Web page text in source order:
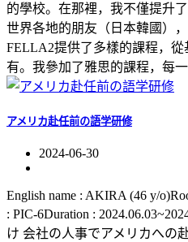
的學校。在那裡，我不僅提升
世界各地的朋友（日本韓國）
FELLA2提供了多樣的課程，
有。我參加了雅思的課程，每
アメリカ赴任前の語学研修
2024-06-30
English name : AKIRA (46 y/
: PIC-6Duration :
け 会社の人事でアメリカへの